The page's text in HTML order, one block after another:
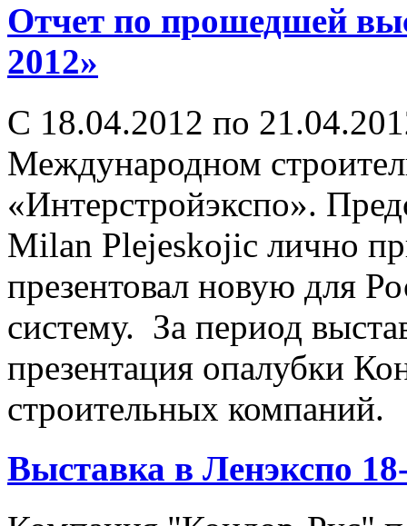
Отчет по прошедшей
2012»
С 18.04.2012 по
Международном
«Интерстройэкспо».
Milan Plejeskojic лично
презентовал новую для
систему. За период
презентация опалубки
строительных компаний.
Выставка в Ленэкспо